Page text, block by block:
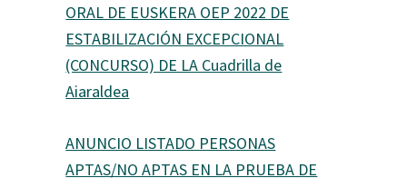
ORAL DE EUSKERA OEP 2022 DE
ESTABILIZACIÓN EXCEPCIONAL
(CONCURSO) DE LA Cuadrilla de
Aiaraldea
ANUNCIO LISTADO PERSONAS
APTAS/NO APTAS EN LA PRUEBA DE